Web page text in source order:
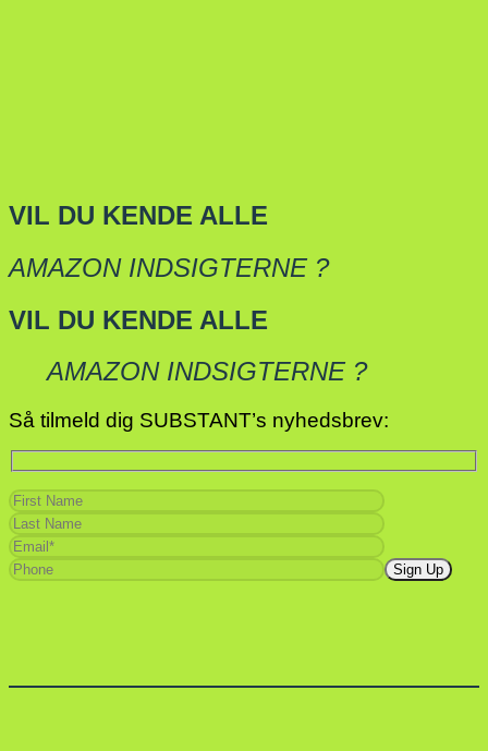
VIL DU KENDE ALLE
AMAZON INDSIGTERNE ?
VIL DU KENDE ALLE
AMAZON INDSIGTERNE ?
Så tilmeld dig SUBSTANT’s nyhedsbrev: